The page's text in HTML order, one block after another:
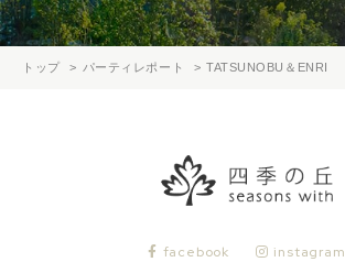
トップ パーティレポート TATSUNOBU＆ENRI
facebook instagram